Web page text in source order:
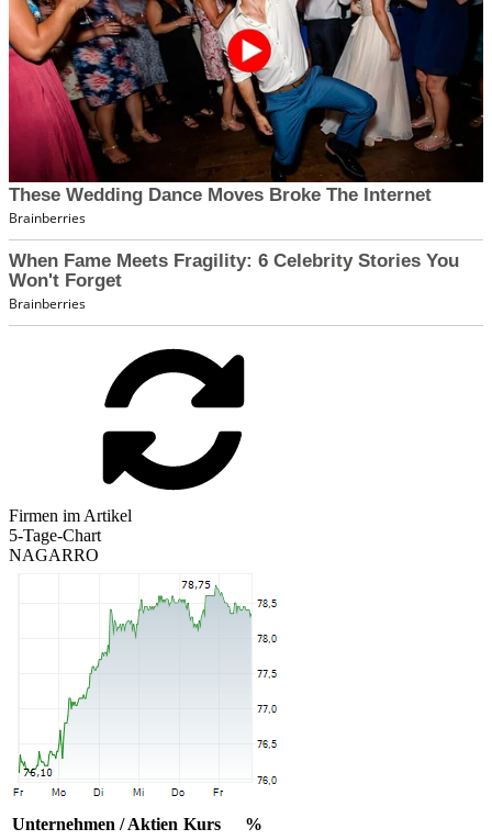
Firmen im Artikel
5-Tage-Chart
NAGARRO
Unternehmen / Aktien Kurs
%